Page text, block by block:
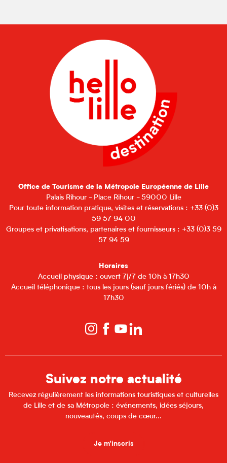
Office de Tourisme de la Métropole Européenne de Lille
Palais Rihour - Place Rihour - 59000 Lille
Pour toute information pratique, visites et réservations : +33 (0)3
59 57 94 00
Groupes et privatisations, partenaires et fournisseurs : +33 (0)3 59
57 94 59
Horaires
Accueil physique : ouvert 7j/7 de 10h à 17h30
Accueil téléphonique : tous les jours (sauf jours fériés) de 10h à
17h30
Suivez notre actualité
Recevez régulièrement les informations touristiques et culturelles
de Lille et de sa Métropole : événements, idées séjours,
nouveautés, coups de cœur...
Je m'inscris